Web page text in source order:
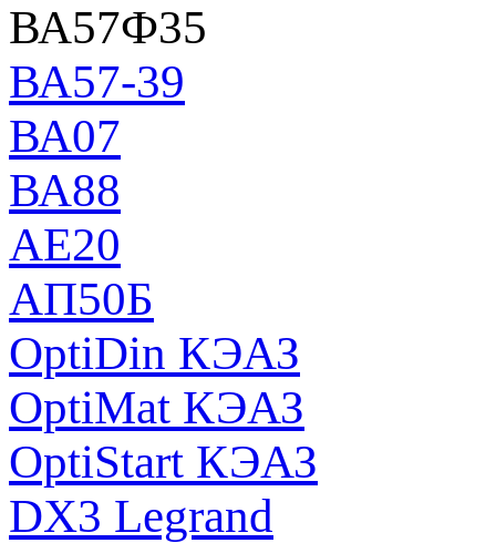
ВА57Ф35
ВА57-39
ВА07
ВА88
АЕ20
АП50Б
OptiDin КЭАЗ
OptiMat КЭАЗ
OptiStart КЭАЗ
DX3 Legrand